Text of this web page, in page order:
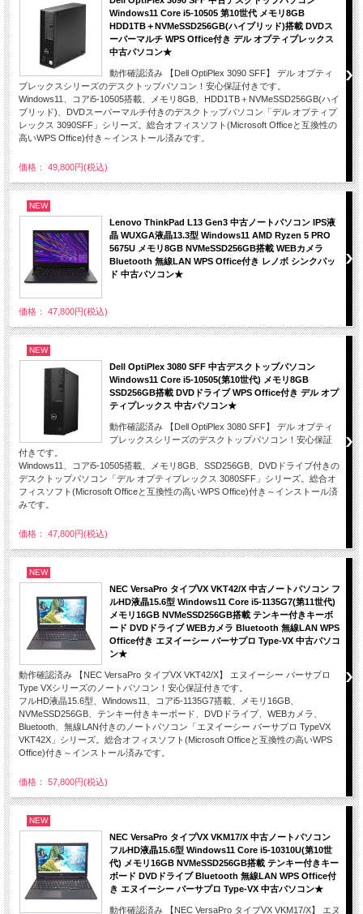
Windows11 Core i5-10505 第10世代 メモリ8GB
HDD1TB＋NVMeSSD256GB(ハイブリッド)搭載 DVDス
ーパーマルチ WPS Office付き デル オプティプレックス
中古パソコン★
動作確認済み 【Dell OptiPlex 3090 SFF】 デル オプティ
プレックスシリーズのデスクトップパソコン！安心保証付きです。
Windows11、コアi5-10505搭載、メモリ8GB、HDD1TB＋NVMeSSD256GB(ハイ
ブリッド)、DVDスーパーマルチ付きのデスクトップパソコン「デル オプティプ
レックス 3090SFF」シリーズ。総合オフィスソフト(Microsoft Officeと互換性の
高いWPS Office)付き～インストール済みです。
価格： 49,800円(税込)
NEW
Lenovo ThinkPad L13 Gen3 中古ノートパソコン IPS液
晶 WUXGA液晶13.3型 Windows11 AMD Ryzen 5 PRO
5675U メモリ8GB NVMeSSD256GB搭載 WEBカメラ
Bluetooth 無線LAN WPS Office付き レノボ シンクパッ
ド 中古パソコン★
価格： 47,800円(税込)
NEW
Dell OptiPlex 3080 SFF 中古デスクトップパソコン
Windows11 Core i5-10505(第10世代) メモリ8GB
SSD256GB搭載 DVDドライブ WPS Office付き デル オプ
ティプレックス 中古パソコン★
動作確認済み 【Dell OptiPlex 3080 SFF】 デル オプティ
プレックスシリーズのデスクトップパソコン！安心保証
付きです。
Windows11、コアi5-10505搭載、メモリ8GB、SSD256GB、DVDドライブ付きの
デスクトップパソコン「デル オプティプレックス 3080SFF」シリーズ。総合オ
フィスソフト(Microsoft Officeと互換性の高いWPS Office)付き～インストール済
みです。
価格： 47,800円(税込)
NEW
NEC VersaPro タイプVX VKT42/X 中古ノートパソコン フ
ルHD液晶15.6型 Windows11 Core i5-1135G7(第11世代)
メモリ16GB NVMeSSD256GB搭載 テンキー付きキーボ
ード DVDドライブ WEBカメラ Bluetooth 無線LAN WPS
Office付き エヌイーシー バーサプロ Type-VX 中古パソコ
ン★
動作確認済み 【NEC VersaPro タイプVX VKT42/X】 エヌイーシー バーサプロ
Type VXシリーズのノートパソコン！安心保証付きです。
フルHD液晶15.6型、Windows11、コアi5-1135G7搭載、メモリ16GB、
NVMeSSD256GB、テンキー付きキーボード、DVDドライブ、WEBカメラ、
Bluetooth、無線LAN付きのノートパソコン「エヌイーシー バーサプロ TypeVX
VKT42X」シリーズ。総合オフィスソフト(Microsoft Officeと互換性の高いWPS
Office)付き～インストール済みです。
価格： 57,800円(税込)
NEW
NEC VersaPro タイプVX VKM17/X 中古ノートパソコン
フルHD液晶15.6型 Windows11 Core i5-10310U(第10世
代) メモリ16GB NVMeSSD256GB搭載 テンキー付きキー
ボード DVDドライブ Bluetooth 無線LAN WPS Office付
き エヌイーシー バーサプロ Type-VX 中古パソコン★
動作確認済み 【NEC VersaPro タイプVX VKM17/X】 エヌ